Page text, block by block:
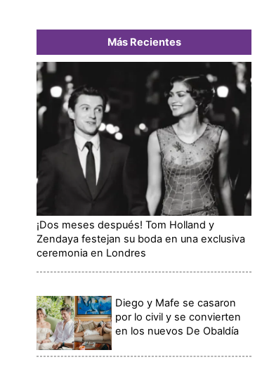
Más Recientes
¡Dos meses después! Tom Holland y
Zendaya festejan su boda en una exclusiva
ceremonia en Londres
Diego y Mafe se casaron
por lo civil y se convierten
en los nuevos De Obaldía